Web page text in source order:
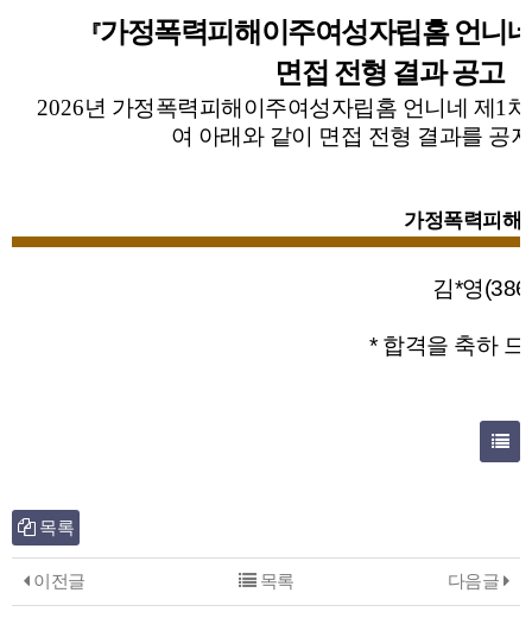
『가정폭력피해이주여성자립홈 언니
면접 전형 결과 공고
2026년 가정폭력피해이주여성자립홈 언니네 제1
여 아래와 같이 면접 전형 결과를 공
가정폭력피해
김*영
* 합격을 축하 드
목록
이전글 다음글
목록